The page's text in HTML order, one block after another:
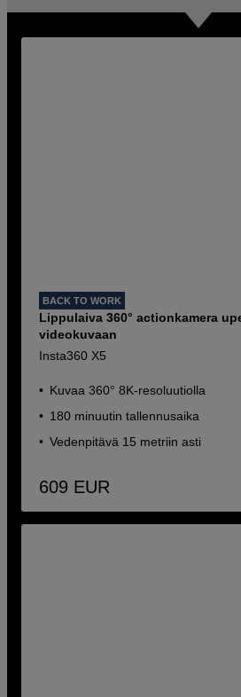
BACK TO WORK
Lippulaiva 360° actionkamera
videokuvaan
Insta360 X5
Kuvaa 360° 8K-resoluutiolla
180 minuutin tallennusaika
Vedenpitävä 15 metriin asti
609 EUR